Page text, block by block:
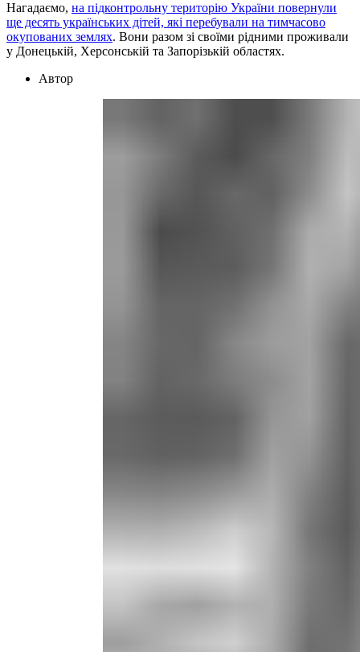
Нагадаємо, на підконтрольну територію України повернули
ще десять українських дітей, які перебували на тимчасово
окупованих землях. Вони разом зі своїми рідними проживали
у Донецькій, Херсонській та Запорізькій областях.
Автор